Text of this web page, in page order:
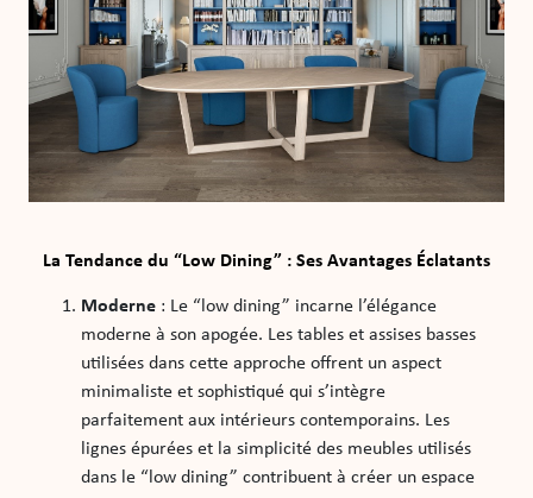
La Tendance du “Low Dining” : Ses Avantages Éclatants
Moderne : Le “low dining” incarne l’élégance
moderne à son apogée. Les tables et assises basses
utilisées dans cette approche offrent un aspect
minimaliste et sophistiqué qui s’intègre
parfaitement aux intérieurs contemporains. Les
lignes épurées et la simplicité des meubles utilisés
dans le “low dining” contribuent à créer un espace